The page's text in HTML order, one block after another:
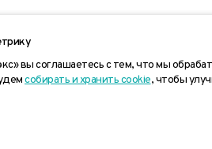
Согласие на обработку персональных
вы соглашаетесь с тем, что мы
собирать и хранить cookie, чтобы